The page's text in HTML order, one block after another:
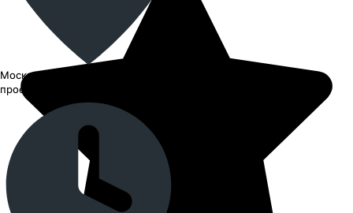
Москва, ВАО, Черницынский
проезд, 3с1